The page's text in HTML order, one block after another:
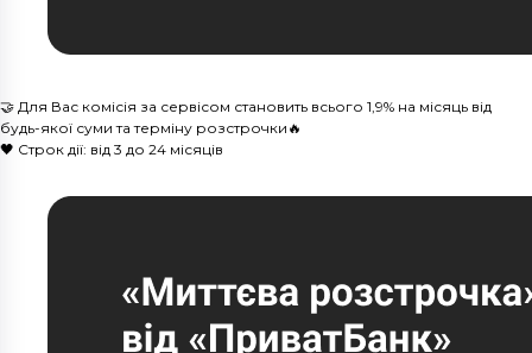
🤝 Для Вас комісія за сервісом становить всього 1,9% на місяць від
будь-якої суми та терміну розстрочки🔥
🖤 Строк дії: від 3 до 24 місяців